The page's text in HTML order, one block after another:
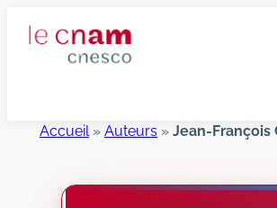
Accueil» Auteurs» Jean-François